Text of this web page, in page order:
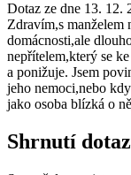
Dotaz ze dne 13. 12.
Zdravím,s manželem
domácnosti,ale
nepřítelem,který se
a ponižuje. Jsem
jeho nemoci,nebo
jako osoba blízká o
Shrnutí